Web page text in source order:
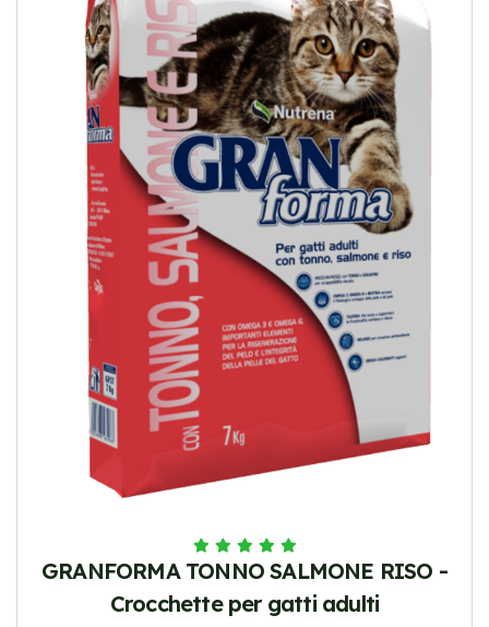
GRANFORMA TONNO SALMONE RISO -
Crocchette per gatti adulti